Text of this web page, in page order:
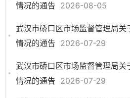
情况的通告 2026-08-05
武汉市硚口区市场监督管理局关
情况的通告 2026-07-29
武汉市硚口区市场监督管理局关
情况的通告 2026-07-29